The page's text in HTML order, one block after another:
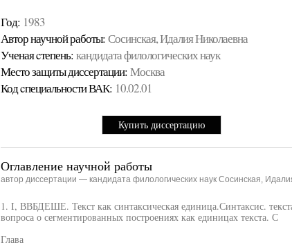
Год: 1983
Автор научной работы: Сосинская, Идалия Николаевна
Ученая cтепень: кандидата филологических наук
Место защиты диссертации: Москва
Код cпециальности ВАК: 10.02.01
Купить диссертацию
Оглавление научной работы
автор диссертации — кандидата филологических наук Сосинская,
1. I, ВВБДЕШЕ. Текст как синтаксическая единица.Синтаксис.
вопроса о сегментированных построениях как единицах текста. С
Глава